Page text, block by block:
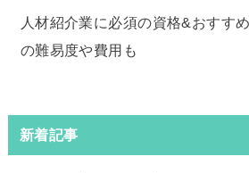
人材紹介業に必須の資格&おすす
の難易度や費用も
新着記事